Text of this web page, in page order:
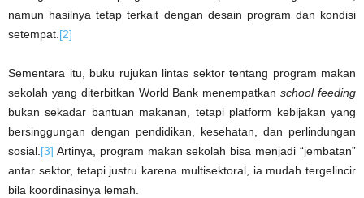
namun hasilnya tetap terkait dengan desain program dan kondisi
setempat.[2]
Sementara itu, buku rujukan lintas sektor tentang program makan
sekolah yang diterbitkan World Bank menempatkanschool feeding
bukan sekadar bantuan makanan, tetapi platform kebijakan yang
bersinggungan dengan pendidikan, kesehatan, dan perlindungan
sosial.[3] Artinya, program makan sekolah bisa menjadi “jembatan”
antar sektor, tetapi justru karena multisektoral, ia mudah tergelincir
bila koordinasinya lemah.